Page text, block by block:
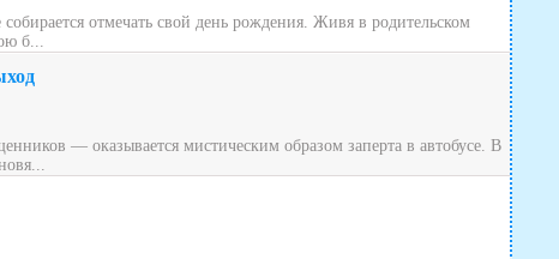
отмечать свой день рождения. Живя в родительском
б...
— оказывается мистическим образом заперта в автобусе. В